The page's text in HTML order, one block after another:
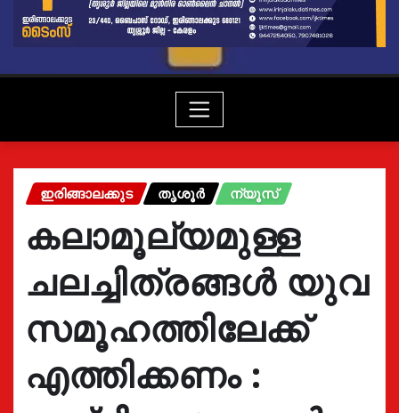
ഇരിങ്ങാലക്കുട തൃശൂർ ന്യൂസ്
കലാമൂല്യമുള്ള
ചലച്ചിത്രങ്ങൾ യുവ
സമൂഹത്തിലേക്ക്
എത്തിക്കണം :